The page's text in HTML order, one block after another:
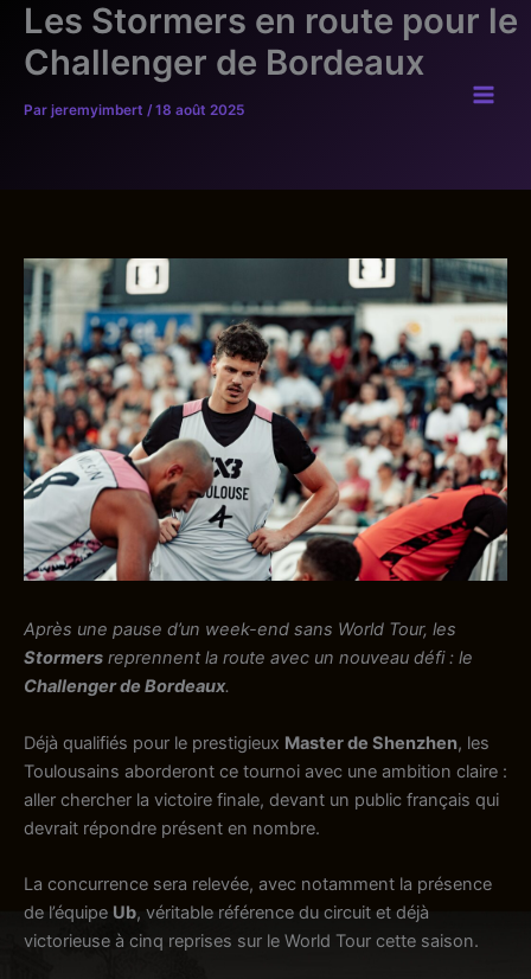
Aller
contenu
Les Stormers en route pour le
Challenger de Bordeaux
Par jeremyimbert /18 août 2025
Après une pause d’un week-end sans World Tour, les
Stormers reprennent la route avec un nouveau défi : le
Challenger de Bordeaux.
Déjà qualifiés pour le prestigieux Master de Shenzhen, les
Toulousains aborderont ce tournoi avec une ambition claire :
aller chercher la victoire finale, devant un public français qui
devrait répondre présent en nombre.
La concurrence sera relevée, avec notamment la présence
de l’équipe Ub, véritable référence du circuit et déjà
victorieuse à cinq reprises sur le World Tour cette saison.